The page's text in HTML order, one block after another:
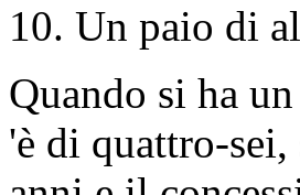
10. Un paio di
Quando si ha
'è di quattro-